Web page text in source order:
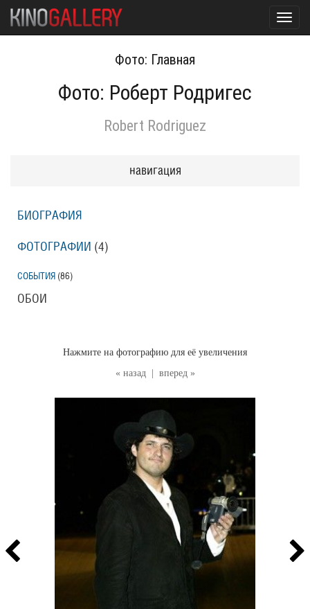
Фото: Главная
Фото: Роберт Родригес
Robert Rodriguez
« назад вперед »
Нажмите на фотографию для её увеличения
навигация
БИОГРАФИЯ
ФОТОГРАФИИ (4)
СОБЫТИЯ (86)
ОБОИ